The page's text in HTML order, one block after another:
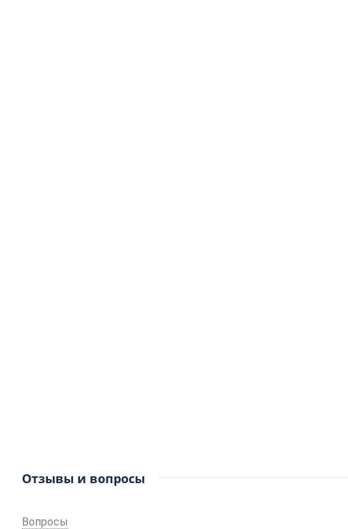
Отзывы и вопросы
Вопросы